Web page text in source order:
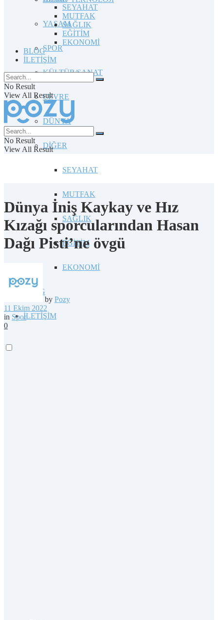
YAŞAM
SPOR
KÜLTÜR/SANAT
ÇEVRE
DÜNYA
DİĞER
SEYAHAT
MUTFAK
SAĞLIK
EĞİTİM
EKONOMİ
BLOG
İLETİŞİM
SEYAHAT
MUTFAK
SAĞLIK
EĞİTİM
EKONOMİ
BLOG
İLETİŞİM
No Result
View All Result
No Result
View All Result
Dünya İniş Kaykay ve Hız
Kızağı sporcularından Hasan
Dağı Pisti’ne övgü
by Pozy
11 Ekim 2022
in Spor
0